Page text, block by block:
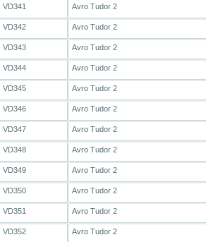
VD341 Avro Tudor 2
VD342 Avro Tudor 2
VD343 Avro Tudor 2
VD344 Avro Tudor 2
VD345 Avro Tudor 2
VD346 Avro Tudor 2
VD347 Avro Tudor 2
VD348 Avro Tudor 2
VD349 Avro Tudor 2
VD350 Avro Tudor 2
VD351 Avro Tudor 2
VD352 Avro Tudor 2